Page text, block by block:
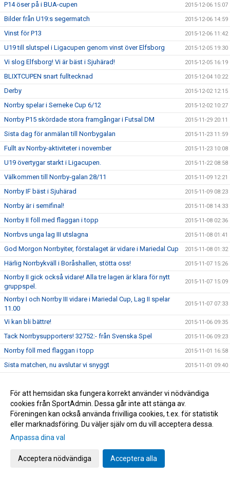
P14 öser på i BUA-cupen 2015-12-06 15:07
Bilder från U19:s segermatch 2015-12-06 14:59
Vinst för P13 2015-12-06 11:42
U19 till slutspel i Ligacupen genom vinst över Elfsborg 2015-12-05 19:30
Vi slog Elfsborg! Vi är bäst i Sjuhärad! 2015-12-05 16:19
BLIXTCUPEN snart fulltecknad 2015-12-04 10:22
Derby 2015-12-02 12:15
Norrby spelar i Serneke Cup 6/12 2015-12-02 10:27
Norrby P15 skördade stora framgångar i Futsal DM 2015-11-29 20:11
Sista dag för anmälan till Norrbygalan 2015-11-23 11:59
Fullt av Norrby-aktiviteter i november 2015-11-23 10:08
U19 övertygar starkt i Ligacupen. 2015-11-22 08:58
Välkommen till Norrby-galan 28/11 2015-11-09 12:21
Norrby IF bäst i Sjuhärad 2015-11-09 08:23
Norrby är i semifinal! 2015-11-08 14:33
Norrby II föll med flaggan i topp 2015-11-08 02:36
Norrbvs unga lag III utslagna 2015-11-08 01:41
God Morgon Norrbyiter, förstalaget är vidare i Mariedal Cup 2015-11-08 01:32
Härlig Norrbykväll i Boråshallen, stötta oss! 2015-11-07 15:26
Norrby II gick också vidare! Alla tre lagen är klara för nytt
gruppspel.
2015-11-07 15:09
Norrby I och Norrby III vidare i Mariedal Cup, Lag II spelar
11.00
2015-11-07 07:33
Vi kan bli bättre! 2015-11-06 09:35
Tack Norrbysupporters! 32752:- från Svenska Spel 2015-11-06 09:23
Norrby föll med flaggan i topp 2015-11-01 16:58
Sista matchen, nu avslutar vi snyggt 2015-11-01 09:40
Spelprogrammet i Mariedal CUP 2015-10-28 09:42
Inbjudan till provträningar 2015-10-27 10:22
Tack familjen Sandwall 2015-10-25 10:30
Norrbys utbildningsvecka har startat
God morgon Norrbyiter och fotbollsälskare
För att hemsidan ska fungera korrekt använder vi nödvändiga
cookies från SportAdmin. Dessa går inte att stänga av.
Föreningen kan också använda frivilliga cookies, t.ex. för statistik
eller marknadsföring. Du väljer själv om du vill acceptera dessa.
Anpassa dina val
Acceptera nödvändiga Acceptera alla